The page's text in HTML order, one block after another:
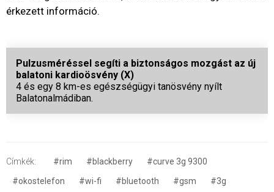
érkezett információ.
Pulzusméréssel segíti a biztonságos mozgást az új
balatoni kardioösvény (X)
4 és egy 8 km-es egészségügyi tanösvény nyílt
Balatonalmádiban.
Címkék: #rim #blackberry
#curve 3g 9300
#okostelefon
#wi-fi #bluetooth #gsm
#3g